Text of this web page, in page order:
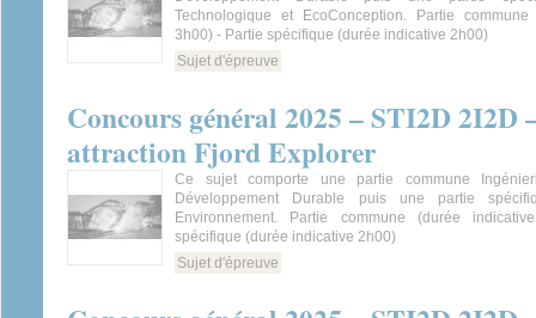
Technologique et EcoConception. Partie
3h00) - Partie spécifique (durée indicative 2h00)
Sujet d'épreuve
Concours général 2025 – STI2D 2I2D
attraction Fjord Explorer
Ce sujet comporte une partie commune
Développement Durable puis une partie
Environnement. Partie commune (durée
spécifique (durée indicative 2h00)
Sujet d'épreuve